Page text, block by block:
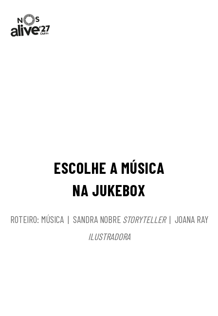
ESCOLHE A MÚSICA
NA JUKEBOX
ROTEIRO: MÚSICA | SANDRA NOBRE STORYTELLER | JOANA RAY
ILUSTRADORA